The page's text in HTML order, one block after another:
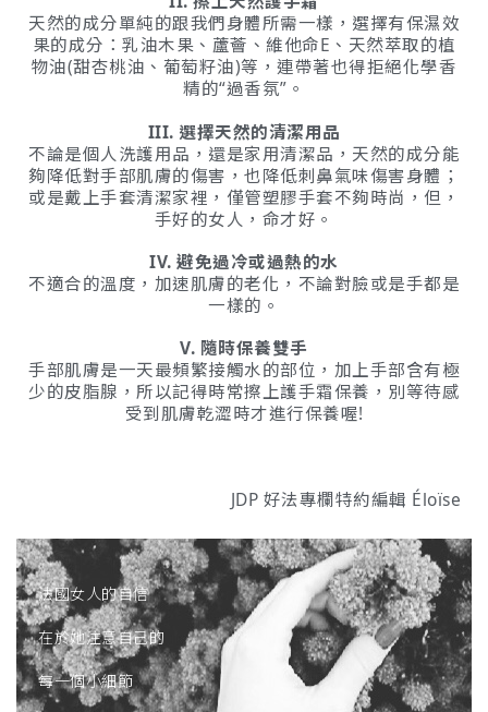
天然的成分單純的跟我們身體所需一樣，選擇有保濕效
果的成分：乳油木果、蘆薈、維他命E、天然萃取的植
物油(甜杏桃油、葡萄籽油)等，連帶著也得拒絕化學香
精的“過香氛”。
III. 選擇天然的清潔用品
不論是個人洗護用品，還是家用清潔品，天然的成分能
夠降低對手部肌膚的傷害，也降低刺鼻氣味傷害身體；
或是戴上手套清潔家裡，僅管塑膠手套不夠時尚，但，
手好的女人，命才好。
IV. 避免過冷或過熱的水
不適合的溫度，加速肌膚的老化，不論對臉或是手都是
一樣的。
V. 隨時保養雙手
手部肌膚是一天最頻繁接觸水的部位，加上手部含有極
少的皮脂腺，所以記得時常擦上護手霜保養，別等待感
受到肌膚乾澀時才進行保養喔!
JDP 好法專欄特約編輯 Éloïse
法國女人的自信
在於她注意自己的
每一個小細節